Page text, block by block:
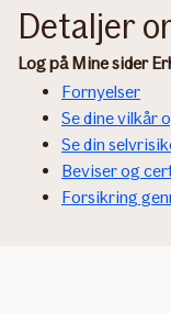
Detaljer
Log på Mine sider
Fornyelser
Se dine vilkår
Se din
Beviser og
Forsikring